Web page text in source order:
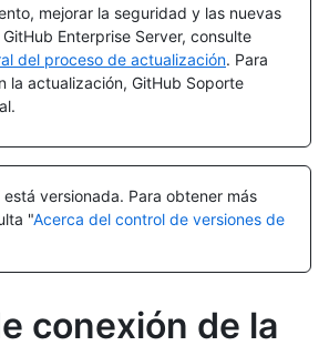
mejorar la seguridad y las nuevas
Enterprise Server, consulte
del proceso de actualización. Para
la actualización, GitHub Soporte
está versionada. Para obtener más
"Acerca del control de versiones de
conexión de la